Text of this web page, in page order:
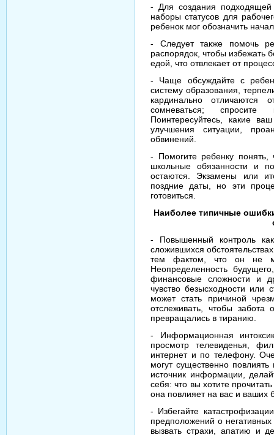
- Для создания
наборы статусов для
ребенок мог обозначить
- Следует также помочь
распорядок, чтобы избежать
едой, что отвлекает от
- Чаще обсуждайте с
систему образования,
кардинально отличаются
сомневаться; спросите
Поинтересуйтесь, какие
улучшения ситуации,
обвинений.
- Помогите ребенку
школьные обязанности и
остаются. Экзамены или
поздние даты, но эти
готовиться.
Наиболее типичные
- Повышенный контроль
сложившихся
тем фактом, что он не
Неопределенность
финансовые сложности и
чувство безысходности или
может стать причиной
отслеживать, чтобы
превращались в тиранию.
- Информационная
просмотр телевиденья,
интернет и по телефону.
могут существенно
источник информации,
себя: что вы хотите
она повлияет на вас и ваших
- Избегайте
предположений о
вызвать страхи, апатию и